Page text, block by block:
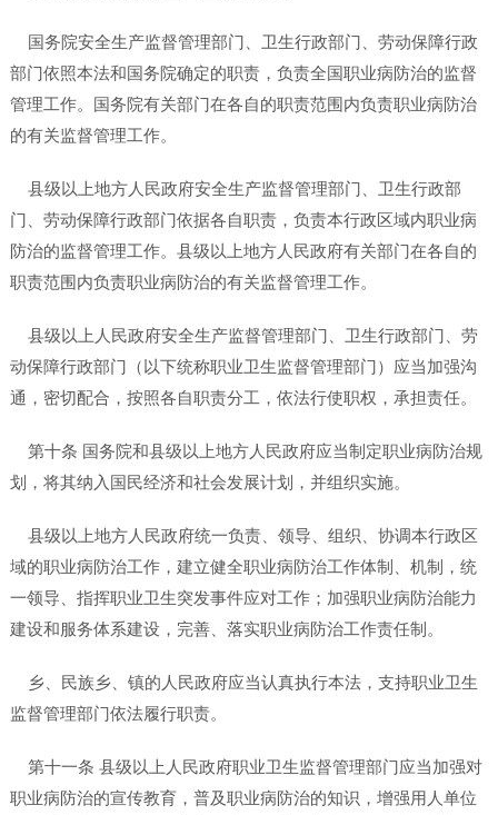
国务院安全生产监督管理部门、卫生行政部门、劳动保障行政
部门依照本法和国务院确定的职责，负责全国职业病防治的监督
管理工作。国务院有关部门在各自的职责范围内负责职业病防治
的有关监督管理工作。
县级以上地方人民政府安全生产监督管理部门、卫生行政部
门、劳动保障行政部门依据各自职责，负责本行政区域内职业病
防治的监督管理工作。县级以上地方人民政府有关部门在各自的
职责范围内负责职业病防治的有关监督管理工作。
县级以上人民政府安全生产监督管理部门、卫生行政部门、劳
动保障行政部门（以下统称职业卫生监督管理部门）应当加强沟
通，密切配合，按照各自职责分工，依法行使职权，承担责任。
第十条 国务院和县级以上地方人民政府应当制定职业病防治规
划，将其纳入国民经济和社会发展计划，并组织实施。
县级以上地方人民政府统一负责、领导、组织、协调本行政区
域的职业病防治工作，建立健全职业病防治工作体制、机制，统
一领导、指挥职业卫生突发事件应对工作；加强职业病防治能力
建设和服务体系建设，完善、落实职业病防治工作责任制。
乡、民族乡、镇的人民政府应当认真执行本法，支持职业卫生
监督管理部门依法履行职责。
第十一条 县级以上人民政府职业卫生监督管理部门应当加强对
职业病防治的宣传教育，普及职业病防治的知识，增强用人单位